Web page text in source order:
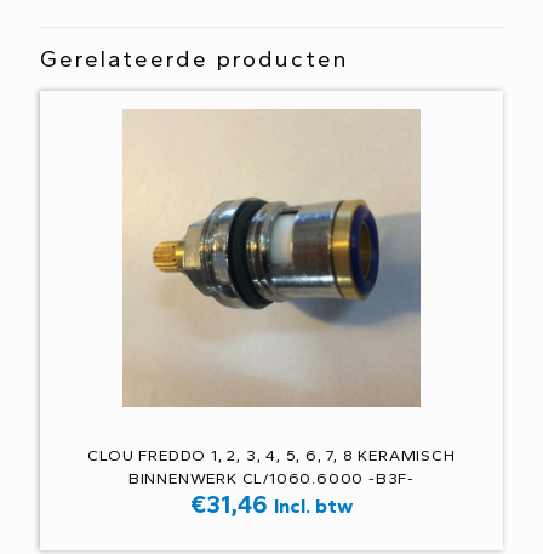
Gerelateerde producten
CLOU FREDDO 1, 2, 3, 4, 5, 6, 7, 8 KERAMISCH
BINNENWERK CL/1060.6000 -B3F-
€31,46 Incl. btw